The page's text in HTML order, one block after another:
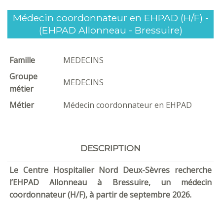
Médecin coordonnateur en EHPAD (H/F) -
(EHPAD Allonneau - Bressuire)
Famille
MEDECINS
Groupe
métier
MEDECINS
Métier Médecin coordonnateur en EHPAD
DESCRIPTION
Le Centre Hospitalier Nord Deux-Sèvres recherche
l’EHPAD Allonneau à Bressuire, un médecin
coordonnateur (H/F), à partir de septembre 2026.